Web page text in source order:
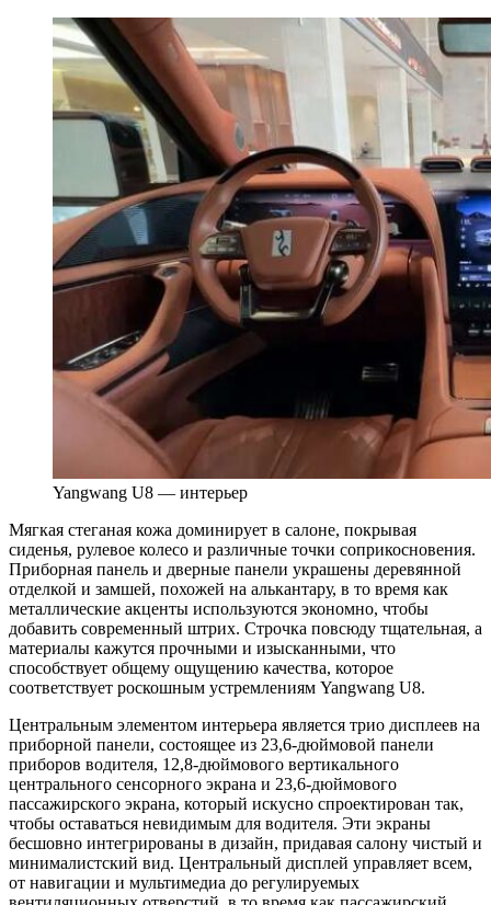
Yangwang U8 — интерьер
Мягкая стеганая кожа доминирует в салоне, покрывая
сиденья, рулевое колесо и различные точки соприкосновения.
Приборная панель и дверные панели украшены деревянной
отделкой и замшей, похожей на алькантару, в то время как
металлические акценты используются экономно, чтобы
добавить современный штрих. Строчка повсюду тщательная, а
материалы кажутся прочными и изысканными, что
способствует общему ощущению качества, которое
соответствует роскошным устремлениям Yangwang U8.
Центральным элементом интерьера является трио дисплеев на
приборной панели, состоящее из 23,6-дюймовой панели
приборов водителя, 12,8-дюймового вертикального
центрального сенсорного экрана и 23,6-дюймового
пассажирского экрана, который искусно спроектирован так,
чтобы оставаться невидимым для водителя. Эти экраны
бесшовно интегрированы в дизайн, придавая салону чистый и
минималистский вид. Центральный дисплей управляет всем,
от навигации и мультимедиа до регулируемых